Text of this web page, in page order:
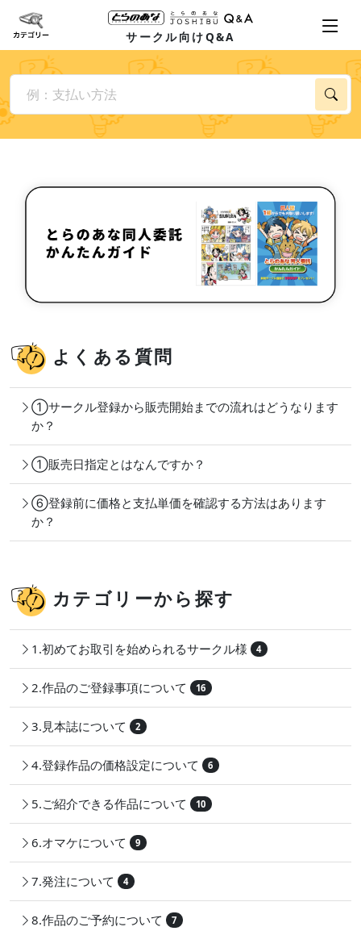
サークル向けQ&A
よくある質問
①サークル登録から販売開始までの流れはどうなります
か？
①販売日指定とはなんですか？
⑥登録前に価格と支払単価を確認する方法はあります
か？
カテゴリーから探す
1.初めてお取引を始められるサークル様 4
2.作品のご登録事項について 16
3.見本誌について 2
4.登録作品の価格設定について 6
5.ご紹介できる作品について 10
6.オマケについて 9
7.発注について 4
8.作品のご予約について 7